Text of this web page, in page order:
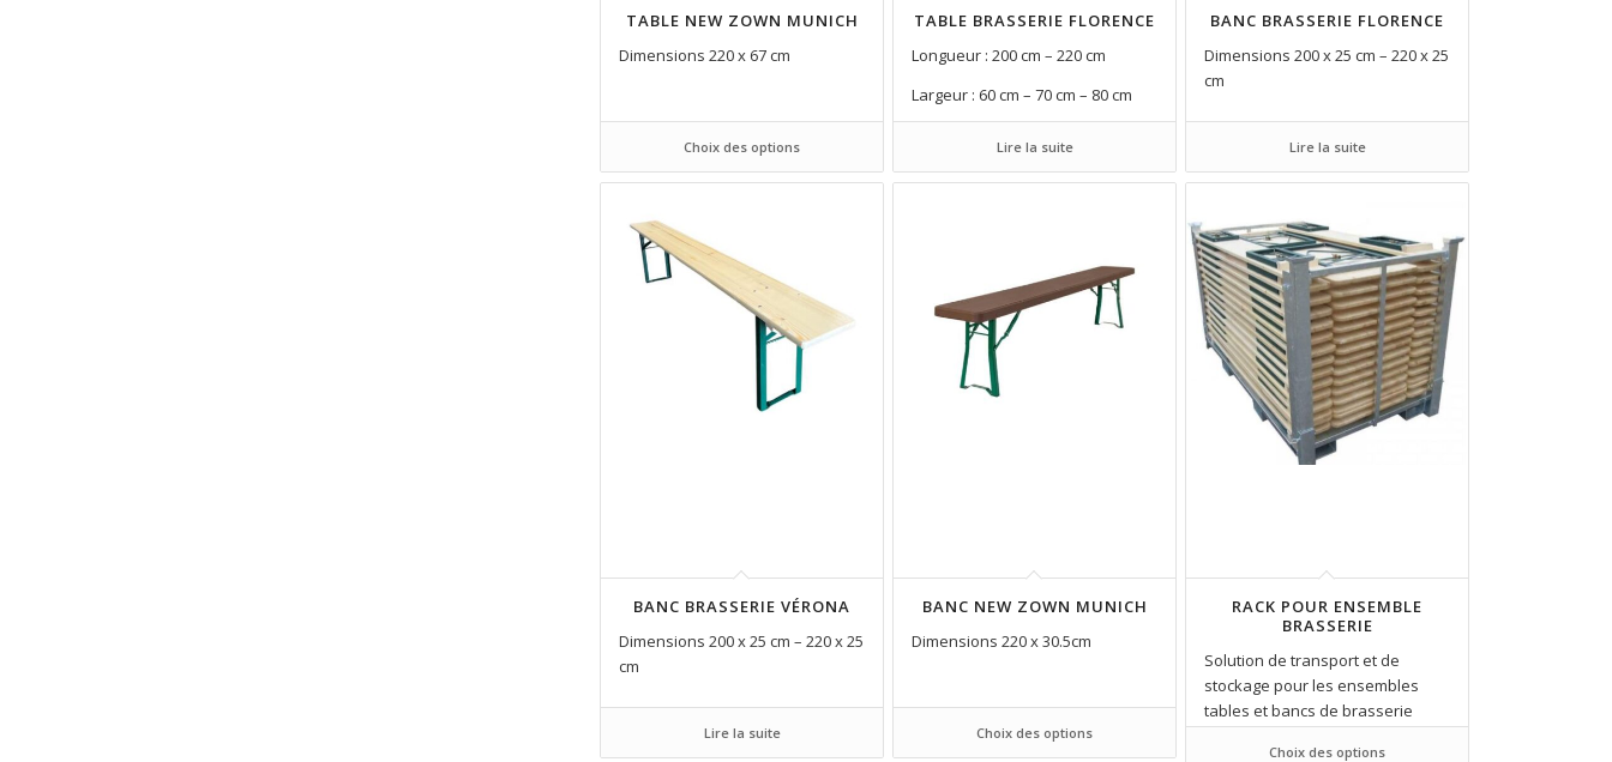
TABLE NEW ZOWN MUNICH
Dimensions 220 x 67 cm
Choix des options
TABLE BRASSERIE FLORENCE
Longueur : 200 cm – 220 cm
Largeur : 60 cm – 70 cm – 80 cm
Lire la suite
BANC BRASSERIE FLORENCE
Dimensions 200 x 25 cm – 220 x 25
cm
Lire la suite
BANC BRASSERIE VÉRONA
Dimensions 200 x 25 cm – 220 x 25
cm
Lire la suite
BANC NEW ZOWN MUNICH
Dimensions 220 x 30.5cm
Choix des options
RACK POUR ENSEMBLE
BRASSERIE
Solution de transport et de
stockage pour les ensembles
tables et bancs de brasserie
Choix des options